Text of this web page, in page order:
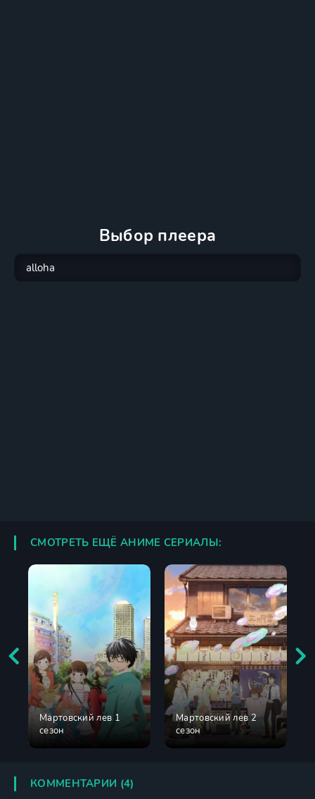
Выбор плеера
СМОТРЕТЬ ЕЩЁ АНИМЕ СЕРИАЛЫ:
Мартовский лев 1
сезон
Мартовский лев 2
сезон
КОММЕНТАРИИ (4)